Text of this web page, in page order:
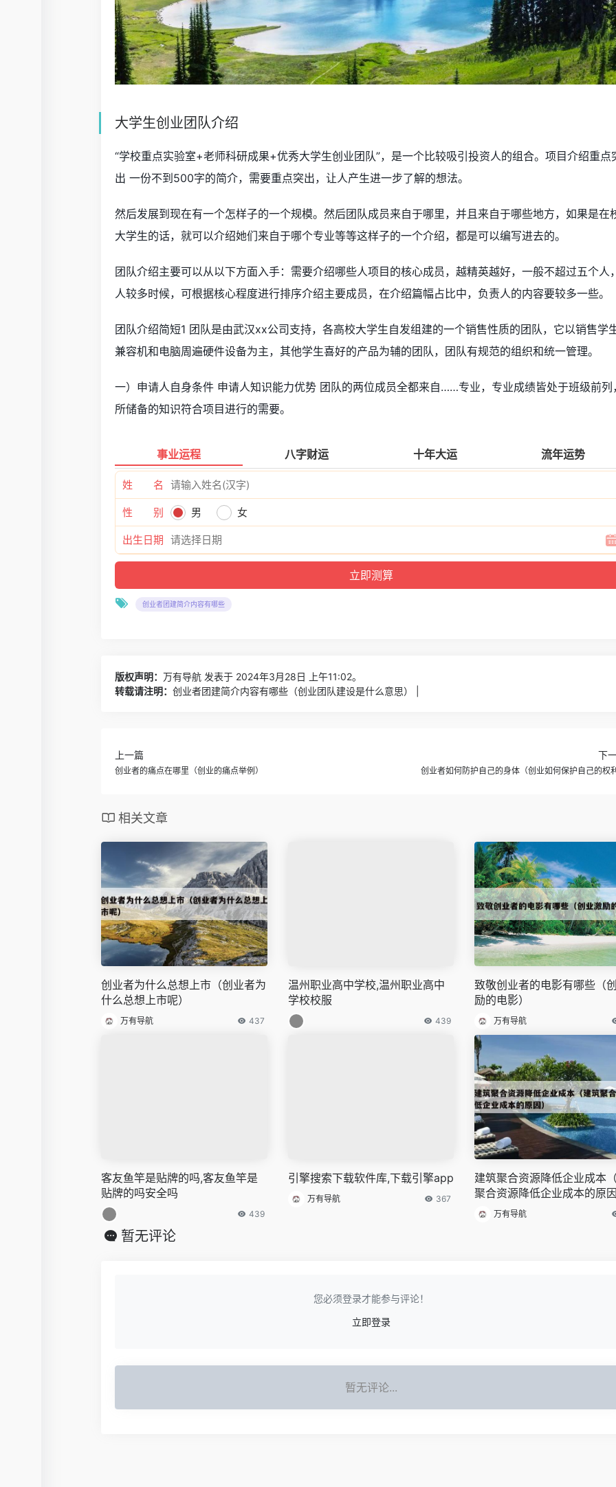
大学生创业团队介绍
“学校重点实验室+老师科研成果+优秀大学生创业团队”，是一个比较吸引投资人的组合。项目介绍重点
出 一份不到500字的简介，需要重点突出，让人产生进一步了解的想法。
然后发展到现在有一个怎样子的一个规模。然后团队成员来自于哪里，并且来自于哪些地方，如果是在
大学生的话，就可以介绍她们来自于哪个专业等等这样子的一个介绍，都是可以编写进去的。
团队介绍主要可以从以下方面入手：需要介绍哪些人项目的核心成员，越精英越好，一般不超过五个人，
人较多时候，可根据核心程度进行排序介绍主要成员，在介绍篇幅占比中，负责人的内容要较多一些。
团队介绍简短1 团队是由武汉xx公司支持，各高校大学生自发组建的一个销售性质的团队，它以销售学
兼容机和电脑周遍硬件设备为主，其他学生喜好的产品为辅的团队，团队有规范的组织和统一管理。
一）申请人自身条件 申请人知识能力优势 团队的两位成员全都来自……专业，专业成绩皆处于班级前列，
所储备的知识符合项目进行的需要。
事业运程 八字财运 十年大运 流年运势
姓 名
性 别 男 女
出生日期
创业者团建简介内容有哪些
版权声明： 万有导航 发表于 2024年3月28日 上午11:02。
转载请注明： 创业者团建简介内容有哪些（创业团队建设是什么意思） |
上一篇
创业者的痛点在哪里（创业的痛点举例）
下
创业者如何防护自己的身体（创业如何保护自己的权利
相关文章
创业者为什么总想上市（创业者为
什么总想上市呢）
万有导航 437
温州职业高中学校,温州职业高中
学校校服
439
致敬创业者的电影有哪些（
励的电影）
万有导航
客友鱼竿是贴牌的吗,客友鱼竿是
贴牌的吗安全吗
439
引擎搜索下载软件库,下载引擎app
万有导航 367
建筑聚合资源降低企业成本
聚合资源降低企业成本的原因
万有导航
暂无评论
您必须登录才能参与评论！
立即登录
暂无评论...